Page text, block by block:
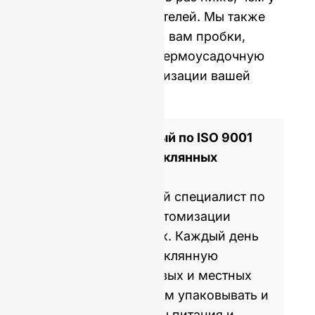
западных производителей. Мы также
можем предоставить вам пробки,
крышки, этикетки и термоусадочную
пленку для персонализации вашей
Сертифицированный по ISO 9001
производитель стеклянных
GlassRock - мировой специалист по
производству и кастомизации
стеклянных бутылок. Каждый день
мы производим стеклянную
упаковку для мировых и местных
брендов, помогая им упаковывать и